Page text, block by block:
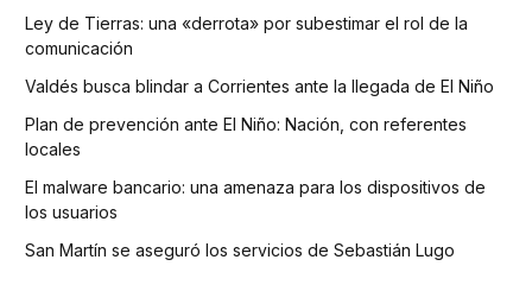
Ley de Tierras: una «derrota» por subestimar el rol de la
comunicación
Valdés busca blindar a Corrientes ante la llegada de El Niño
Plan de prevención ante El Niño: Nación, con referentes
locales
El malware bancario: una amenaza para los dispositivos de
los usuarios
San Martín se aseguró los servicios de Sebastián Lugo